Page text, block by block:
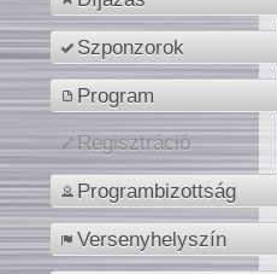
Szponzorok
Program
Regisztráció
Programbizottság
Versenyhelyszín